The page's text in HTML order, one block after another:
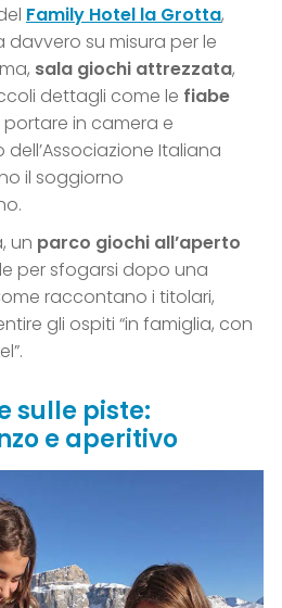
Family Hotel la Grotta,
su misura per le
sala giochi attrezzata,
dettagli come le fiabe
in camera e
Italiana
il soggiorno
un parco giochi all’aperto
per sfogarsi dopo una
raccontano i titolari,
gli ospiti “in famiglia, con
sulle piste:
e aperitivo